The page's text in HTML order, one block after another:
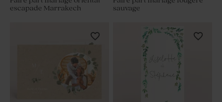
escapade Marrakech
sauvage